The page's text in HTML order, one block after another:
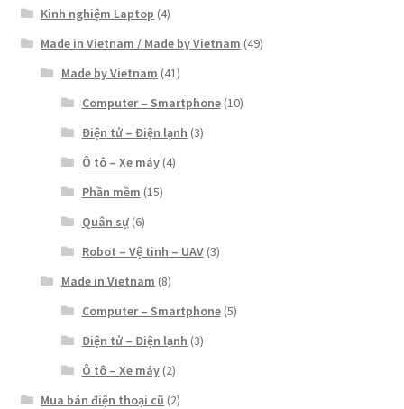
Kinh nghiệm Laptop (4)
Made in Vietnam / Made by Vietnam (49)
Made by Vietnam (41)
Computer – Smartphone(10)
Điện tử – Điện lạnh (3)
Ô tô – Xe máy(4)
Phần mềm (15)
Quân sự(6)
Robot – Vệ tinh – UAV(3)
Made in Vietnam (8)
Computer – Smartphone(5)
Điện tử – Điện lạnh (3)
Ô tô – Xe máy(2)
Mua bán điện thoại cũ (2)